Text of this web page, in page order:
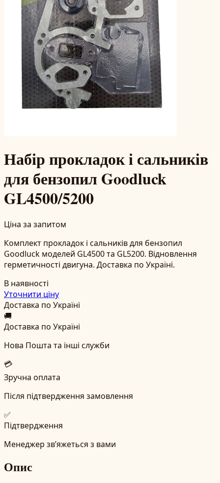
Набір прокладок і сальників
для бензопил Goodluck
GL4500/5200
Ціна за запитом
Комплект прокладок і сальників для бензопил
Goodluck моделей GL4500 та GL5200. Відновлення
герметичності двигуна. Доставка по Україні.
В наявності
Уточнити ціну
Доставка по Україні
🚚
Доставка по Україні
Нова Пошта та інші служби
💳
Зручна оплата
Після підтвердження замовлення
✅
Підтвердження
Менеджер зв’яжеться з вами
Опис